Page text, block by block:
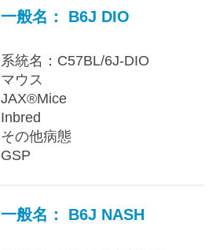
一般名： B6J DIO
系統名：C57BL/6J-DIO
マウス
JAX®Mice
Inbred
その他病態
GSP
一般名： B6J NASH